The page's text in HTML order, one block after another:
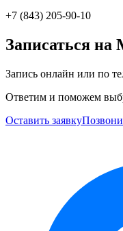
+7 (843) 205-90-10
Записаться
Запись онлайн или по
Ответим и поможем
Оставить заявку